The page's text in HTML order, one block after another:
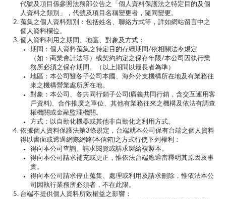
代號及項目係參照法務部公告之「個人資料保護法之特定目的及個
人資料之類別」，代號及項目名稱變更者，隨同變更。
蒐集之個人資料類別：包括姓名、聯絡方式等，詳如網站留言中之
個人資料欄位。
個人資料利用之期間、地區、對象及方式：
期間：個人資料蒐集之特定目的存續期間/依相關法令規定
（如：商業會計法等）或契約約定之保存年限/本公司因執行業
務所必須之保存期間。（以上期間以最長者為準）
地區：本公司暨各子公司本國、海外分支機構所在地及有業務往
來之機構營業處所所在地。
對象：本公司、各共同行銷子公司(廣義共同行銷，含交互運用客
戶資料)、合作推廣之單位、其他有業務往來之機構及依法有調查
權機關或金融監理機關。
方式：以自動化機器或其他非自動化之利用方式。
依據個人資料保護法第3條規定，台端就本公司保有台端之個人資料
得以書面或透過網際網路(本信箱)之方式行使下列權利：
得向本公司查詢、請求閱覽或請求製給複製本。
得向本公司請求補充或更正，惟依法台端應適當釋明其原因及事
實。
得向本公司請求停止蒐集、處理或利用及請求刪除，惟依法本公
司因執行業務所必須者，不在此限。
台端不提供個人資料所致權益之影響：